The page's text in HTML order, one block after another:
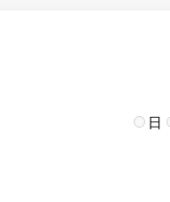
日